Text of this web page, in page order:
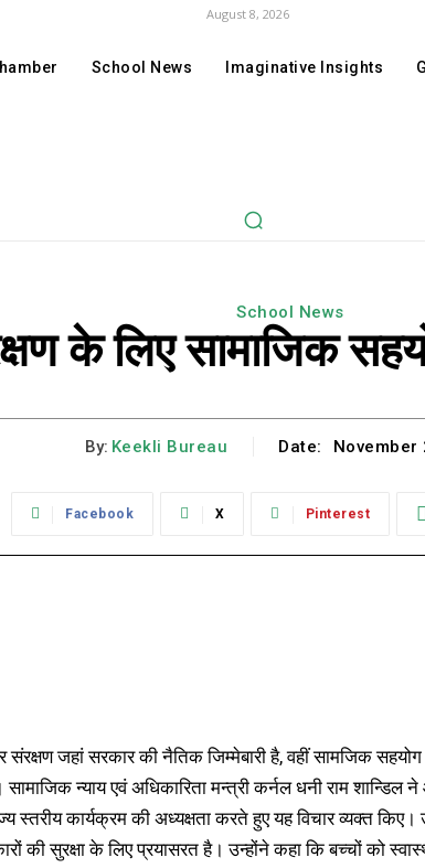
August 8, 2026
School News Imaginative Insights
School News
के लिए सामाजिक
By: Keekli Bureau Date: November
Facebook X Pinterest
संरक्षण जहां सरकार की नैतिक जिम्मेबारी है, वहीं सामजिक
न्याय एवं अधिकारिता मन्त्री कर्नल धनी राम शान्डिल ने
कार्यक्रम की अध्यक्षता करते हुए यह विचार व्यक्त किए।
की सुरक्षा के लिए प्रयासरत है। उन्होंने कहा कि बच्चों को